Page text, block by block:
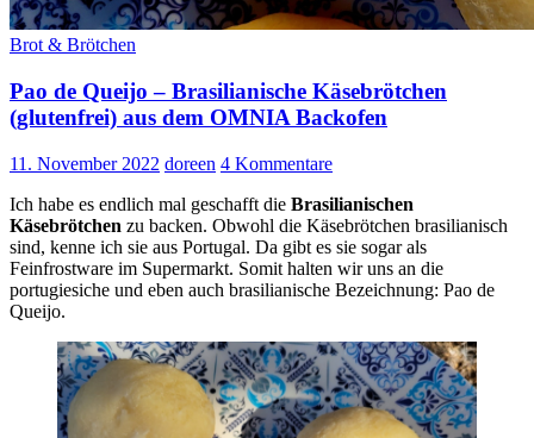
Brot & Brötchen
Pao de Queijo – Brasilianische Käsebrötchen
(glutenfrei) aus dem OMNIA Backofen
11. November 2022 doreen 4 Kommentare
Ich habe es endlich mal geschafft die Brasilianischen
Käsebrötchen zu backen. Obwohl die Käsebrötchen brasilianisch
sind, kenne ich sie aus Portugal. Da gibt es sie sogar als
Feinfrostware im Supermarkt. Somit halten wir uns an die
portugiesiche und eben auch brasilianische Bezeichnung: Pao de
Queijo.